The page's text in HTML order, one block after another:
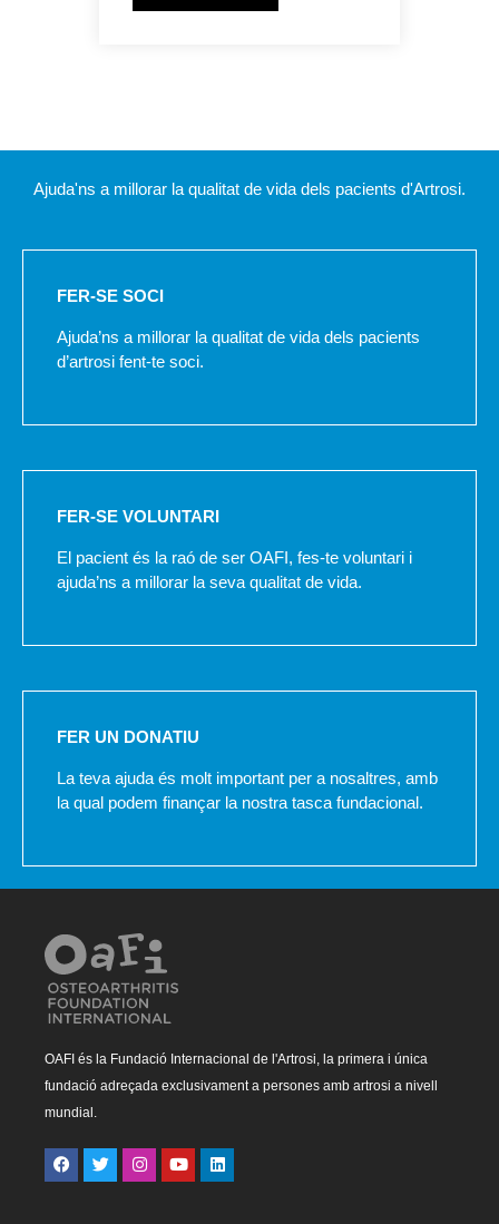
Ajuda'ns a millorar la qualitat de vida dels pacients d'Artrosi.
FER-SE SOCI
Ajuda’ns a millorar la qualitat de vida dels pacients
d’artrosi fent-te soci.
FER-SE VOLUNTARI
El pacient és la raó de ser OAFI, fes-te voluntari i
ajuda’ns a millorar la seva qualitat de vida.
FER UN DONATIU
La teva ajuda és molt important per a nosaltres, amb
la qual podem finançar la nostra tasca fundacional.
OAFI és la Fundació Internacional de l'Artrosi, la primera i única
fundació adreçada exclusivament a persones amb artrosi a nivell
mundial.